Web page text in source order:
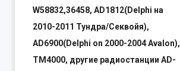
W58832,36458, AD1812(Delphi на
2010-2011 Тундра/Секвойя),
AD6900(Delphi on 2000-2004 Avalon),
TM4000, другие радиостанции AD-